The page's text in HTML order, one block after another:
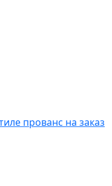
прованс на заказ